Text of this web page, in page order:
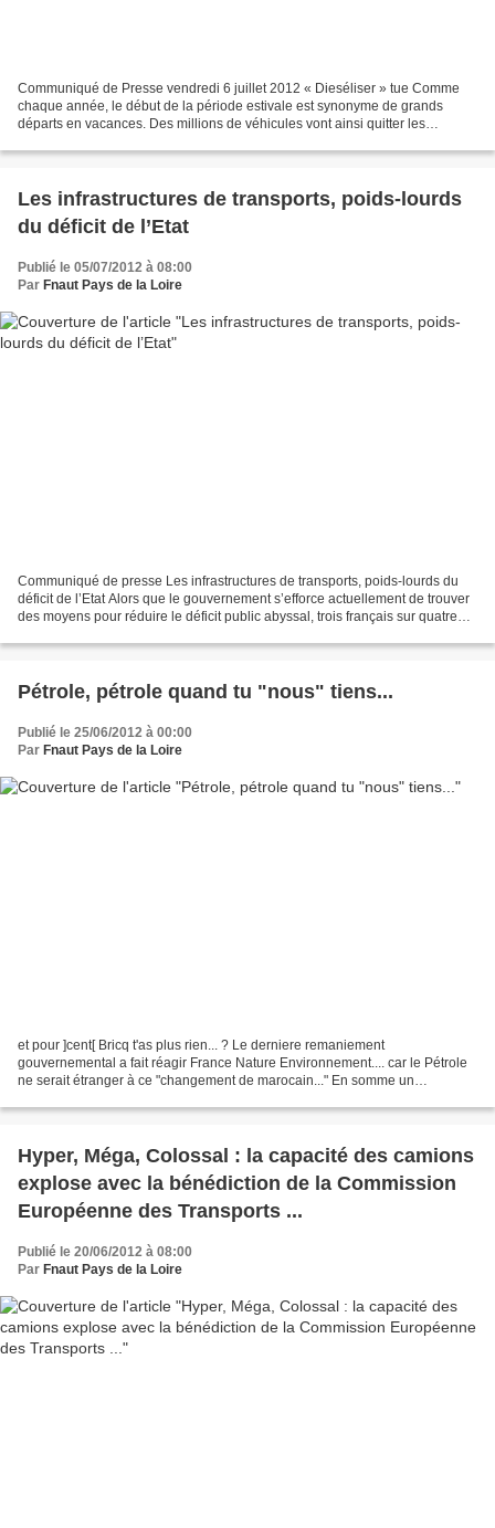
Communiqué de Presse vendredi 6 juillet 2012 « Dieséliser » tue Comme
chaque année, le début de la période estivale est synonyme de grands
départs en vacances. Des millions de véhicules vont ainsi quitter les
Les infrastructures de transports, poids-lourds
du déficit de l’Etat
Publié le 05/07/2012 à 08:00
Par Fnaut Pays de la Loire
Communiqué de presse Les infrastructures de transports, poids-lourds du
déficit de l’Etat Alors que le gouvernement s’efforce actuellement de trouver
des moyens pour réduire le déficit public abyssal, trois français sur quatre
Pétrole, pétrole quand tu "nous" tiens...
Publié le 25/06/2012 à 00:00
Par Fnaut Pays de la Loire
et pour ]cent[ Bricq t'as plus rien... ? Le derniere remaniement
gouvernemental a fait réagir France Nature Environnement.... car le Pétrole
ne serait étranger à ce "changement de marocain..." En somme un
Hyper, Méga, Colossal : la capacité des camions
explose avec la bénédiction de la Commission
Européenne des Transports ...
Publié le 20/06/2012 à 08:00
Par Fnaut Pays de la Loire